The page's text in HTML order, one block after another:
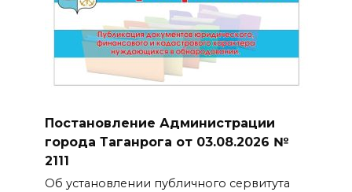
Постановление Администрации
города Таганрога от 03.08.2026 №
2111
Об установлении публичного сервитута